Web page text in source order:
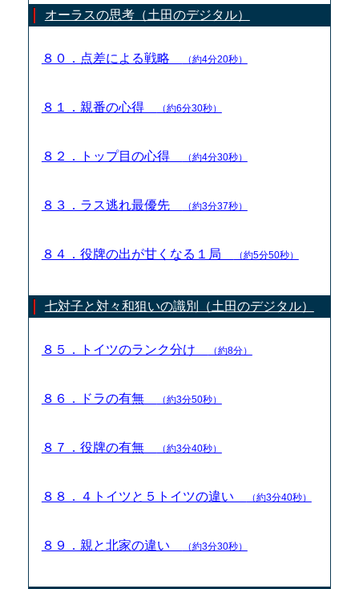
オーラスの思考（土田のデジタル）
８０．点差による戦略 （約4分20秒）
８１．親番の心得 （約6分30秒）
８２．トップ目の心得 （約4分30秒）
８３．ラス逃れ最優先 （約3分37秒）
８４．役牌の出が甘くなる１局 （約5分50秒）
七対子と対々和狙いの識別（土田のデジタル）
８５．トイツのランク分け （約8分）
８６．ドラの有無 （約3分50秒）
８７．役牌の有無 （約3分40秒）
８８．４トイツと５トイツの違い （約3分40秒）
８９．親と北家の違い （約3分30秒）